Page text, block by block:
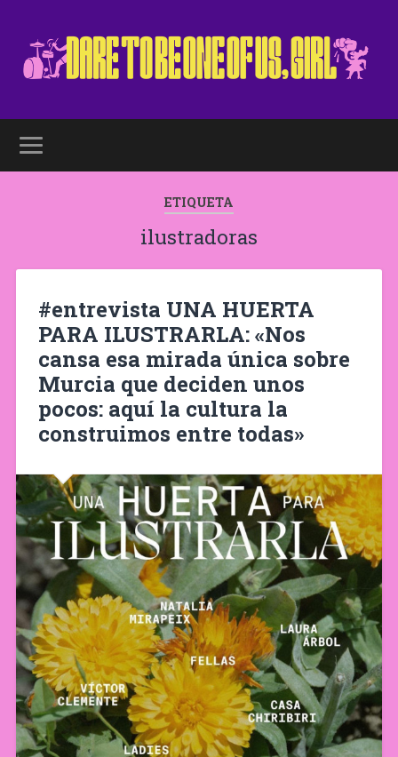
ETIQUETA
ilustradoras
#entrevista UNA HUERTA
PARA ILUSTRARLA: «Nos
cansa esa mirada única sobre
Murcia que deciden unos
pocos: aquí la cultura la
construimos entre todas»